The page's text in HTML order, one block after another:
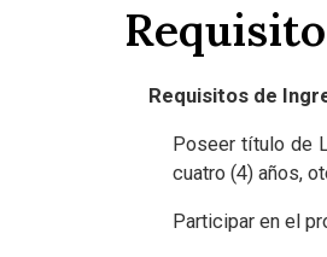
Requisitos de
Poseer título de
cuatro (4) años,
Participar en el